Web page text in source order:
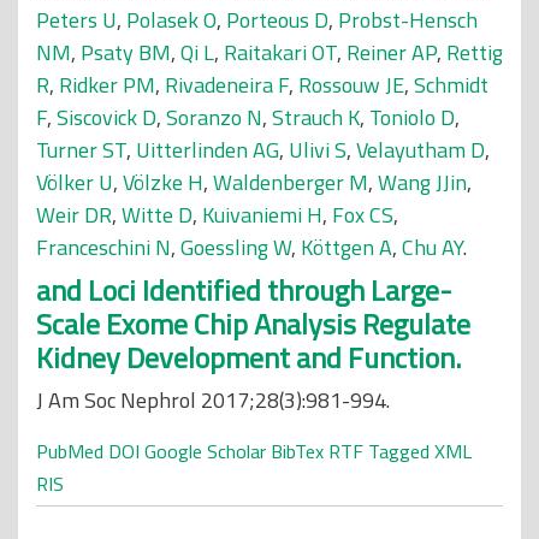
Peters U, Polasek O, Porteous D, Probst-Hensch
NM, Psaty BM,Qi L, Raitakari OT, Reiner AP, Rettig
R, Ridker PM, Rivadeneira F, Rossouw JE,Schmidt
F,Siscovick D,Soranzo N,Strauch K, Toniolo D,
Turner ST, Uitterlinden AG, Ulivi S,Velayutham D,
Völker U,Völzke H,Waldenberger M,Wang JJin,
Weir DR,Witte D, Kuivaniemi H, Fox CS,
Franceschini N,Goessling W, Köttgen A,Chu AY.
and Loci Identified through Large-
Scale Exome Chip Analysis Regulate
Kidney Development and Function.
J Am Soc Nephrol 2017;28(3):981-994.
PubMed DOI Google Scholar BibTex RTF Tagged XML
RIS